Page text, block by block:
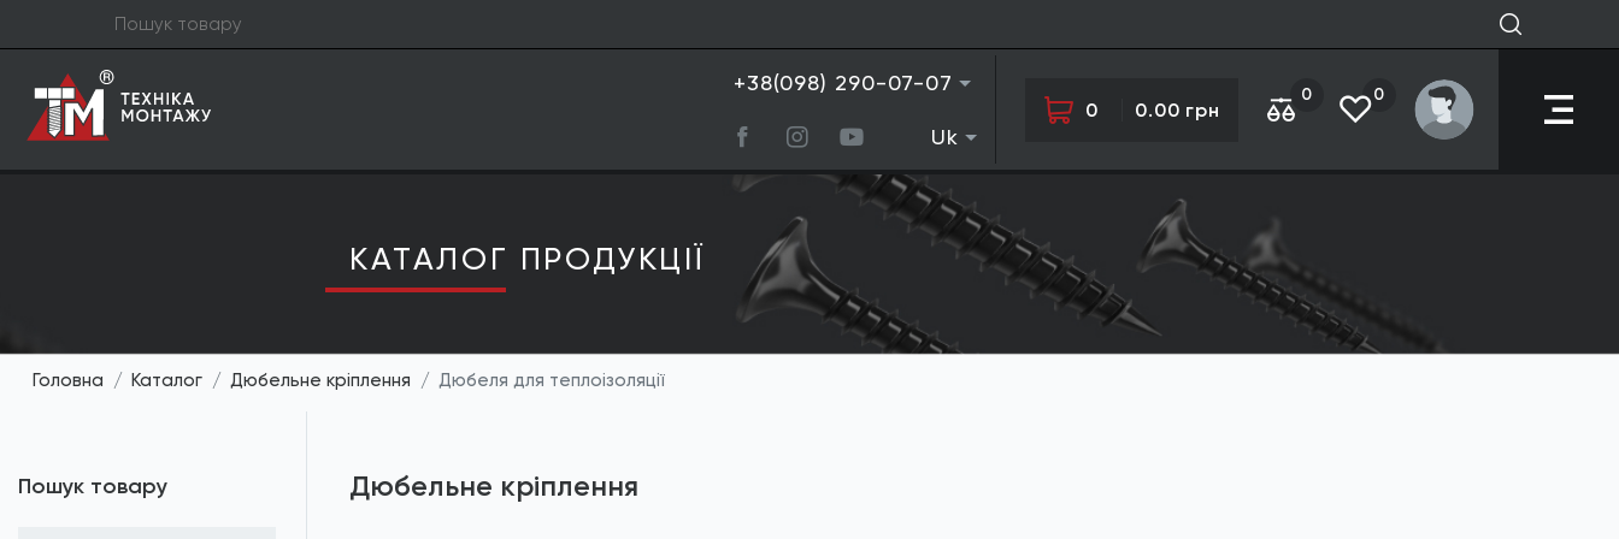
+38(098) 290-07-07
Uk
0 0.00 грн
0 0
КАТАЛОГ ПРОДУКЦIЇ
Головна Каталог Дюбельне кріплення Дюбеля для теплоізоляції
Пошук товару Дюбельне кріплення